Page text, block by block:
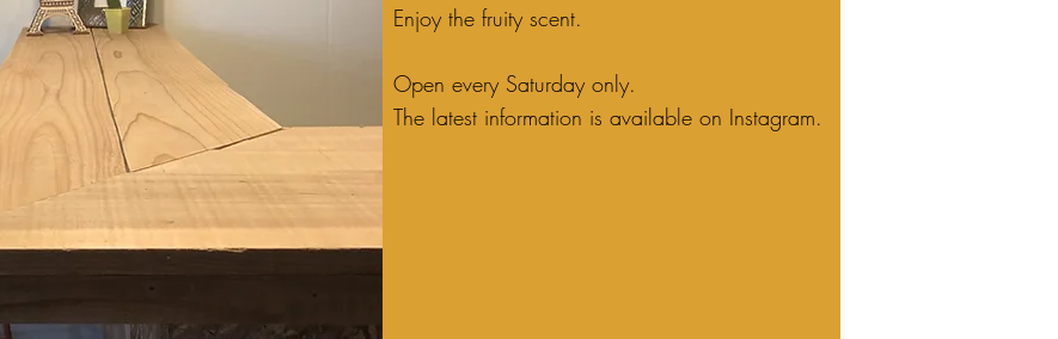
Enjoy the fruity scent.
Open every Saturday only.
The latest information is available on Instagram.